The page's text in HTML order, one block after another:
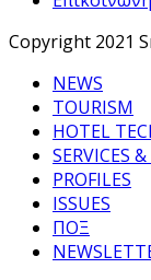
Copyright 2021
NEWS
TOURISM
HOTEL
SERVICES
PROFILES
ISSUES
ΠΟΞ